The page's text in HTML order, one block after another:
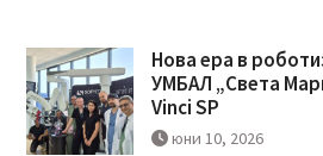
Нова ера в
УМБАЛ „Света
Vinci SP
юни 10, 2026